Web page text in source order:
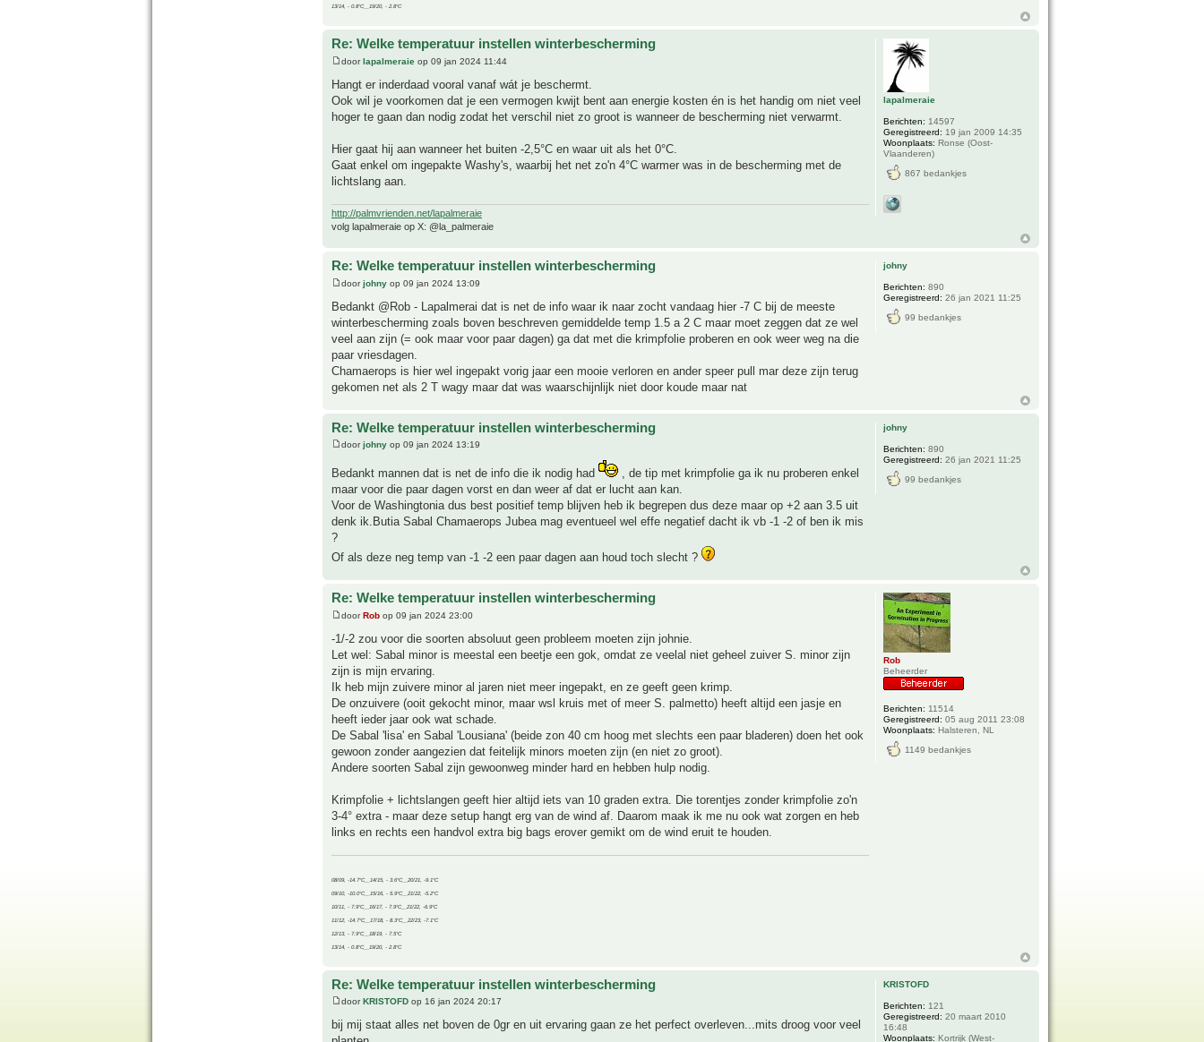
13/14, - 0.8°C__19/20, - 2.8°C
Re: Welke temperatuur instellen winterbescherming
doorlapalmeraie op 09 jan 2024 11:44
Hangt er inderdaad vooral vanaf wát je beschermt.
Ook wil je voorkomen dat je een vermogen kwijt bent aan energie kosten én is het handig om niet veel
hoger te gaan dan nodig zodat het verschil niet zo groot is wanneer de bescherming niet verwarmt.
Hier gaat hij aan wanneer het buiten -2,5°C en waar uit als het 0°C.
Gaat enkel om ingepakte Washy's, waarbij het net zo'n 4°C warmer was in de bescherming met de
lichtslang aan.
http://palmvrienden.net/lapalmeraie
volg lapalmeraie op X: @la_palmeraie
lapalmeraie
Berichten: 14597
Geregistreerd: 19 jan 2009 14:35
Woonplaats: Ronse (Oost-
Vlaanderen)
867 bedankjes
Re: Welke temperatuur instellen winterbescherming
doorjohny op 09 jan 2024 13:09
Bedankt @Rob - Lapalmerai dat is net de info waar ik naar zocht vandaag hier -7 C bij de meeste
winterbescherming zoals boven beschreven gemiddelde temp 1.5 a 2 C maar moet zeggen dat ze wel
veel aan zijn (= ook maar voor paar dagen) ga dat met die krimpfolie proberen en ook weer weg na die
paar vriesdagen.
Chamaerops is hier wel ingepakt vorig jaar een mooie verloren en ander speer pull mar deze zijn terug
gekomen net als 2 T wagy maar dat was waarschijnlijk niet door koude maar nat
johny
Berichten: 890
Geregistreerd: 26 jan 2021 11:25
99 bedankjes
Re: Welke temperatuur instellen winterbescherming
doorjohny op 09 jan 2024 13:19
Bedankt mannen dat is net de info die ik nodig had
, de tip met krimpfolie ga ik nu proberen enkel
maar voor die paar dagen vorst en dan weer af dat er lucht aan kan.
Voor de Washingtonia dus best positief temp blijven heb ik begrepen dus deze maar op +2 aan 3.5 uit
denk ik.Butia Sabal Chamaerops Jubea mag eventueel wel effe negatief dacht ik vb -1 -2 of ben ik mis
?
Of als deze neg temp van -1 -2 een paar dagen aan houd toch slecht ?
johny
Berichten: 890
Geregistreerd: 26 jan 2021 11:25
99 bedankjes
Re: Welke temperatuur instellen winterbescherming
doorRob op 09 jan 2024 23:00
-1/-2 zou voor die soorten absoluut geen probleem moeten zijn johnie.
Let wel: Sabal minor is meestal een beetje een gok, omdat ze veelal niet geheel zuiver S. minor zijn
zijn is mijn ervaring.
Ik heb mijn zuivere minor al jaren niet meer ingepakt, en ze geeft geen krimp.
De onzuivere (ooit gekocht minor, maar wsl kruis met of meer S. palmetto) heeft altijd een jasje en
heeft ieder jaar ook wat schade.
De Sabal 'lisa' en Sabal 'Lousiana' (beide zon 40 cm hoog met slechts een paar bladeren) doen het ook
gewoon zonder aangezien dat feitelijk minors moeten zijn (en niet zo groot).
Andere soorten Sabal zijn gewoonweg minder hard en hebben hulp nodig.
Krimpfolie + lichtslangen geeft hier altijd iets van 10 graden extra. Die torentjes zonder krimpfolie zo'n
3-4° extra - maar deze setup hangt erg van de wind af. Daarom maak ik me nu ook wat zorgen en heb
links en rechts een handvol extra big bags erover gemikt om de wind eruit te houden.
08/09, -14.7°C__14/15, - 3.6°C__20/21, -9.1°C
09/10, -10.0°C__15/16, - 5.9°C__21/22, -5.2°C
10/11, - 7.9°C__16/17, - 7.9°C__21/22, -6.9°C
11/12, -14.7°C__17/18, - 8.3°C__22/23, -7.1°C
12/13, - 7.9°C__18/19, - 7.5°C
13/14, - 0.8°C__19/20, - 2.8°C
Rob
Beheerder
Berichten: 11514
Geregistreerd: 05 aug 2011 23:08
Woonplaats: Halsteren, NL
1149 bedankjes
Re: Welke temperatuur instellen winterbescherming
doorKRISTOFD op 16 jan 2024 20:17
bij mij staat alles net boven de 0gr en uit ervaring gaan ze het perfect overleven...mits droog voor veel
KRISTOFD
Berichten: 121
Geregistreerd: 20 maart 2010
16:48
Woonplaats: Kortrijk (West-